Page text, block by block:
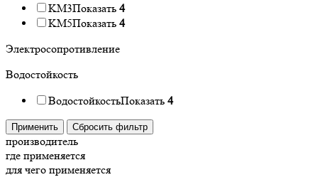
KM3Показать 4
KM5Показать 4
Электросопротивление
Водостойкость
ВодостойкостьПоказать 4
Применить Сбросить фильтр
производитель
где применяется
для чего применяется